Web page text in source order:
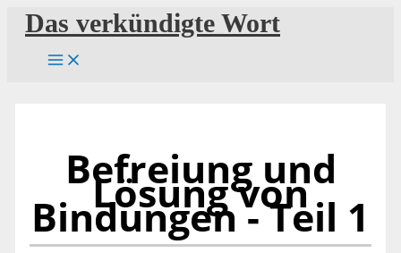
Zum
Inhalt
springen
Das verkündigte Wort
Befreiung und
Lösung von
Bindungen - Teil 1